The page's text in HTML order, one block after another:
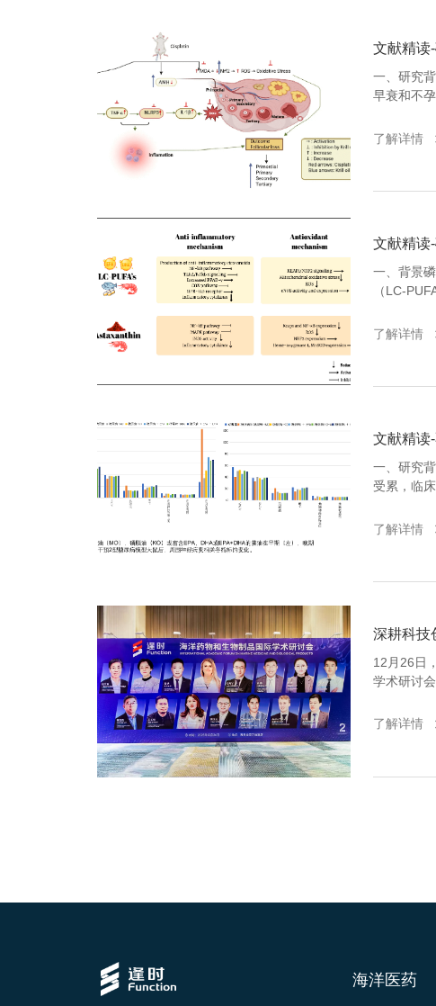
文献精读
一、研究
早衰和不
问题。磷
了解详情
文献精读
一、背景
（LC-
力，在预
了解详情
一、研究
受累，临
有改善作
了解详情
12月26日
学术研讨
者、国际
了解详情
海洋医药